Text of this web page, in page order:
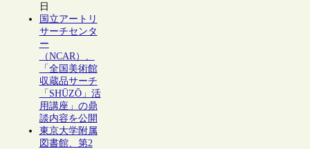
日
国立アートリ
サーチセンタ
ー
（NCAR）、
「全国美術館
収蔵品サーチ
「SHŪZŌ」活
用講座」の鼎
談内容を公開
東京大学附属
図書館、第2